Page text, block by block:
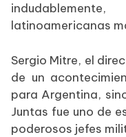
latinoamericanas
Sergio Mitre, el
de un
para Argentina,
Juntas fue uno de
poderosos jefes